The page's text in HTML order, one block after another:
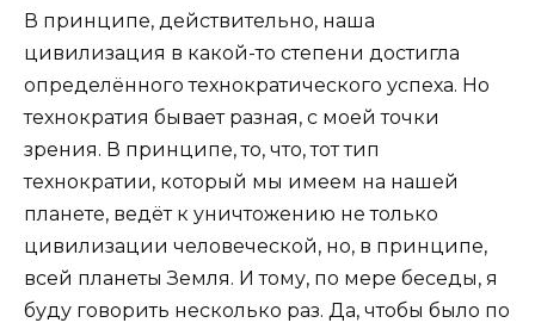
В принципе, действительно, наша
цивилизация в какой-то степени достигла
определённого технократического успеха. Но
технократия бывает разная, с моей точки
зрения. В принципе, то, что, тот тип
технократии, который мы имеем на нашей
планете, ведёт к уничтожению не только
цивилизации человеческой, но, в принципе,
всей планеты Земля. И тому, по мере беседы, я
буду говорить несколько раз. Да, чтобы было по